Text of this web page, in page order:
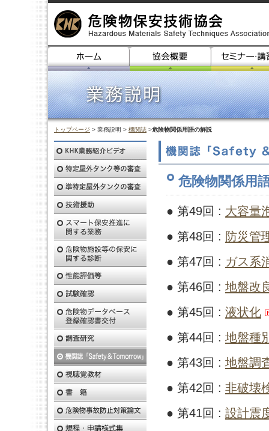
トップページ > 業務説明 > 機関誌 >危険物関係用語の解説
危険物関係用
● 第49回 : 大容量
● 第48回 : 防災管
● 第47回 : ガス系
● 第46回 : 地盤改
● 第45回 : 液状化
● 第44回 : 地盤種
● 第43回 : 地盤調
● 第42回 : 非破壊
● 第41回 : 設計震